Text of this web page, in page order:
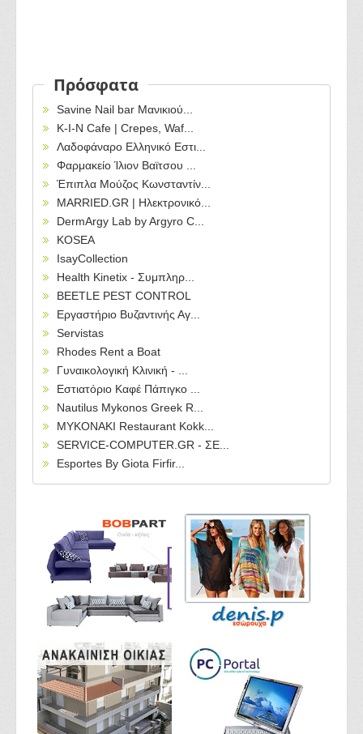
Πρόσφατα
Savine Nail bar Μανικιού...
Κ-Ι-Ν Cafe | Crepes, Waf...
Λαδοφάναρο Ελληνικό Εστι...
Φαρμακείο Ίλιον Βαϊτσου ...
Έπιπλα Μούζος Κωνσταντίν...
MARRIED.GR | Ηλεκτρονικό...
DermArgy Lab by Argyro C...
KOSEA
IsayCollection
Health Kinetix - Συμπληρ...
BEETLE PEST CONTROL
Εργαστήριο Βυζαντινής Αγ...
Servistas
Rhodes Rent a Boat
Γυναικολογική Κλινική - ...
Εστιατόριο Καφέ Πάπιγκο ...
Nautilus Mykonos Greek R...
MYKONAKI Restaurant Kokk...
SERVICE-COMPUTER.GR - ΣΕ...
Esportes By Giota Firfir...